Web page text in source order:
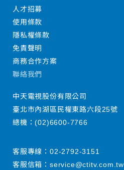
人才招募
使用條款
隱私權條款
免責聲明
商務合作方案
聯絡我們
中天電視股份有限公司
臺北市內湖區民權東路六段25號
總機：(02)6600-7766
客服專線： 02-2792-3151
客服信箱： service@ctitv.com.tw